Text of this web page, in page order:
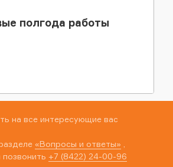
полгода работы
на все интересующие вас
«Вопросы и ответы»
+7 (8422) 24-00-96